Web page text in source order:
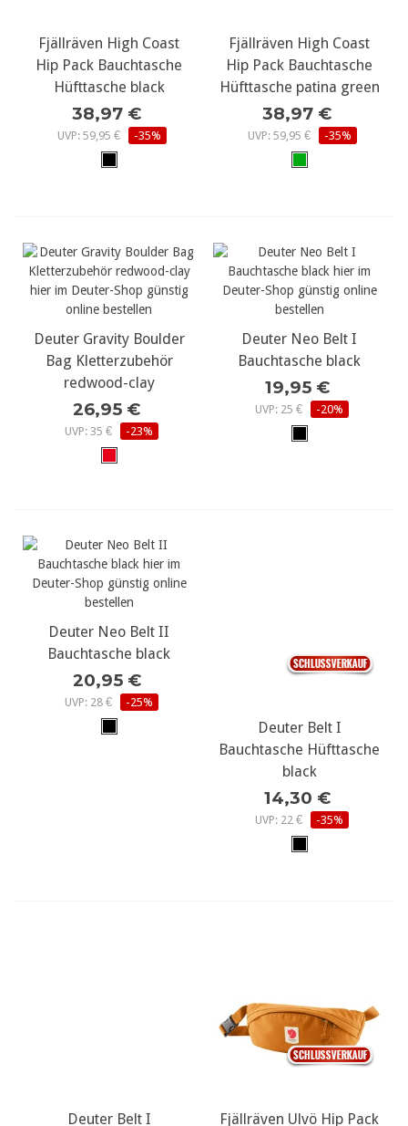
Fjällräven High Coast
Hip Pack Bauchtasche
Hüfttasche black
38,97 €
UVP: 59,95 € -35%
Fjällräven High Coast
Hip Pack Bauchtasche
Hüfttasche patina green
38,97 €
UVP: 59,95 € -35%
Deuter Gravity Boulder
Bag Kletterzubehör
redwood-clay
26,95 €
UVP: 35 € -23%
Deuter Neo Belt I
Bauchtasche black
19,95 €
UVP: 25 € -20%
Deuter Neo Belt II
Bauchtasche black
20,95 €
UVP: 28 € -25%
Deuter Belt I
Bauchtasche Hüfttasche
black
14,30 €
UVP: 22 € -35%
Deuter Belt I Fjällräven Ulvö Hip Pack